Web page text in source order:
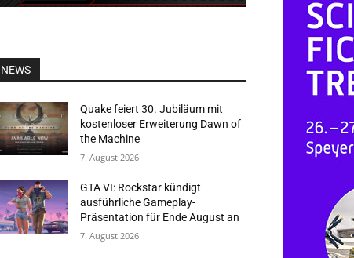
NEWS
Quake feiert 30. Jubiläum mit
kostenloser Erweiterung Dawn of
the Machine
7. August 2026
GTA VI: Rockstar kündigt
ausführliche Gameplay-
Präsentation für Ende August an
7. August 2026